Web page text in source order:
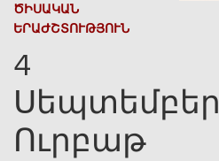
ԿԱՆ ԵՐԱԺ
ՇՏՈՒԹՅՈՒՆ
4
Սեպտեմբեր
Ուրբաթ